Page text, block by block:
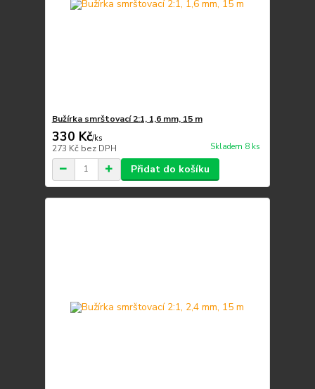
Bužírka smrštovací 2:1, 1,6 mm, 15 m
330 Kč/ks
273 Kč bez DPH Skladem 8 ks
Přidat do košíku